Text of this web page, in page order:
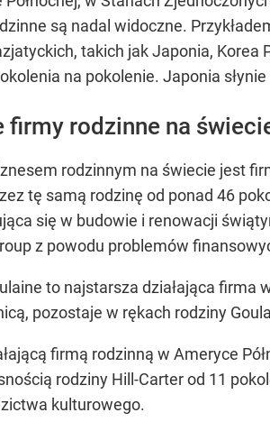
są nadal widoczne.
takich jak Japonia, Korea
na pokolenie. Japonia
firmy rodzinne na
rodzinnym na świecie jest
tę samą rodzinę od ponad 46
się w budowie i renowacji
z powodu problemów
to najstarsza działająca firma
pozostaje w rękach rodziny
firmą rodzinną w Ameryce
rodziny Hill-Carter od 11
kulturowego.